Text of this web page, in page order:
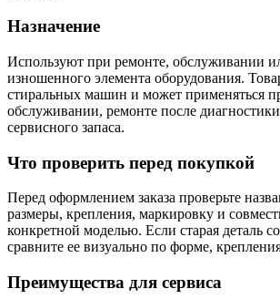
Назначение
Используют при ремонте, обслуживании
изношенного элемента оборудования.
стиральных машин и может применяться
обслуживании, ремонте после
сервисного запаса.
Что проверить перед покупкой
Перед оформлением заказа проверьте
размеры, крепления, маркировку и
конкретной моделью. Если старая деталь
сравните ее визуально по форме,
Преимущества для сервиса